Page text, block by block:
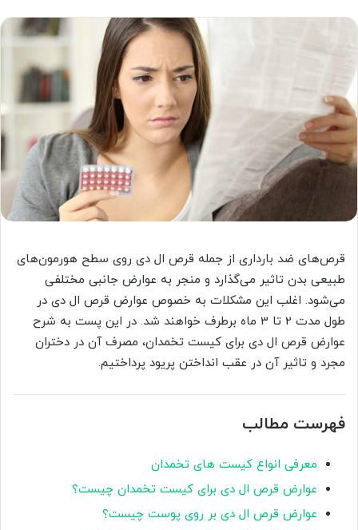
قرص‌های ضد بارداری از جمله قرص ال دی روی سطح هورمون‌های
طبیعی بدن تاثیر می‌گذارد و منجر به عوارض جانبی مختلفی
می‌شود. اغلب این مشکلات به خصوص عوارض قرص ال دی در
طول مدت 2 تا 3 ماه برطرف خواهند شد. در این پست به شرح
عوارض قرص ال دی برای کیست تخمدان، مصرف آن در دختران
مجرد و تاثیر آن در عقب انداختن پریود پرداختیم.
فهرست مطالب
معرفی انواع کیست های تخمدان
عوارض قرص ال دی برای کیست تخمدان چیست؟
عوارض قرص ال دی بر روی پوست چیست؟